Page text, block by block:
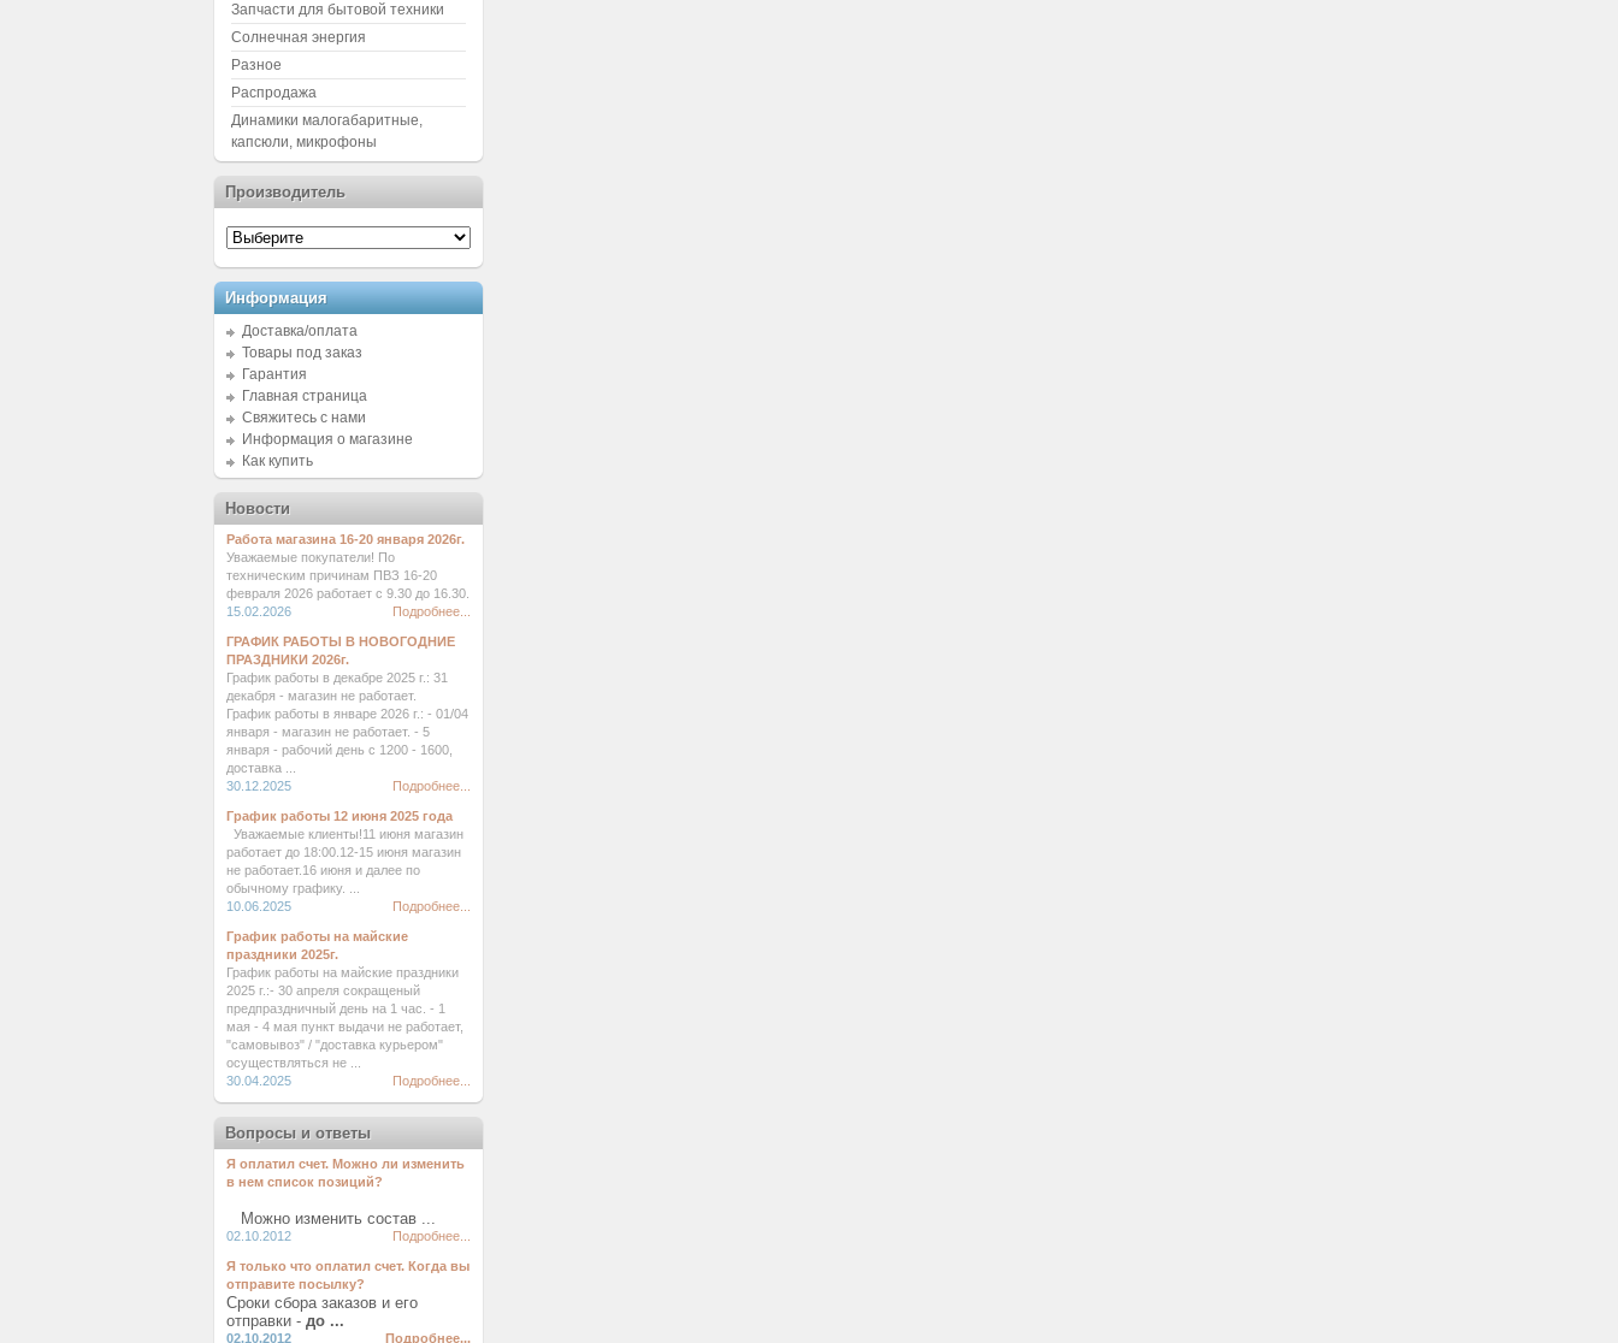
Запчасти для бытовой техники
Солнечная энергия
Разное
Распродажа
Динамики малогабаритные,
капсюли, микрофоны
Производитель
Информация
Доставка/оплата
Товары под заказ
Гарантия
Главная страница
Свяжитесь с нами
Информация о магазине
Как купить
Новости
Работа магазина 16-20 января 2026г.
Уважаемые покупатели! По
техническим причинам ПВЗ 16-20
февраля 2026 работает с 9.30 до 16.30.
15.02.2026
Подробнее...
ГРАФИК РАБОТЫ В НОВОГОДНИЕ
ПРАЗДНИКИ 2026г.
График работы в декабре 2025 г.: 31
декабря - магазин не работает.
График работы в январе 2026 г.: - 01/04
января - магазин не работает. - 5
января - рабочий день с 1200 - 1600,
доставка ...
30.12.2025
Подробнее...
График работы 12 июня 2025 года
Уважаемые клиенты!11 июня магазин
работает до 18:00.12-15 июня магазин
не работает.16 июня и далее по
обычному графику. ...
10.06.2025
Подробнее...
График работы на майские
праздники 2025г.
График работы на майские праздники
2025 г.:- 30 апреля сокращеный
предпраздничный день на 1 час. - 1
мая - 4 мая пункт выдачи не работает,
"самовывоз" / "доставка курьером"
осуществляться не ...
30.04.2025
Подробнее...
Вопросы и ответы
Я оплатил счет. Можно ли изменить
в нем список позиций?
Можно изменить состав ...
02.10.2012 Подробнее...
Я только что оплатил счет. Когда вы
отправите посылку?
Сроки сбора заказов и его
отправки - до ...
02.10.2012 Подробнее...